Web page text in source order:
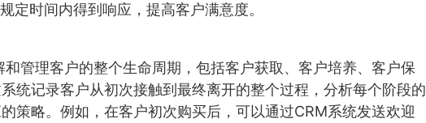
定时间内得到响应，提高客户满意度。
管理客户的整个生命周期，包括客户获取、客户培养、客户保
统记录客户从初次接触到最终离开的整个过程，分析每个阶段的
策略。例如，在客户初次购买后，可以通过CRM系统发送欢迎